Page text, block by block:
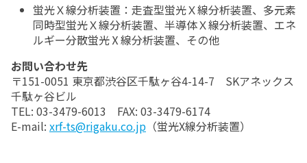
蛍光Ｘ線分析装置：走査型蛍光Ｘ線分析装置、多元素
同時型蛍光Ｘ線分析装置、半導体Ｘ線分析装置、エネ
ルギー分散蛍光Ⅹ線分析装置、その他
お問い合わせ先
〒151-0051 東京都渋谷区千駄ヶ谷4-14-7 SKアネックス
千駄ヶ谷ビル
TEL: 03-3479-6013 FAX: 03-3479-6174
E-mail: xrf-ts@rigaku.co.jp （蛍光X線分析装置）